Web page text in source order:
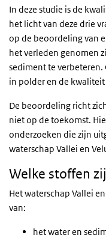
In deze studie is de
het licht van deze drie
op de beoordeling van
het verleden genomen
sediment te verbeteren.
in polder en de
De beoordeling richt
niet op de toekomst.
onderzoeken die zijn
waterschap Vallei en
Welke stoffen
Het waterschap Vallei
van:
het water en